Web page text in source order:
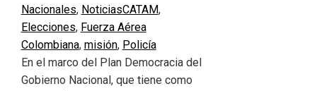
Nacionales, NoticiasCATAM,
Elecciones, Fuerza Aérea
Colombiana, misión, Policía
En el marco del Plan Democracia del
Gobierno Nacional, que tiene como